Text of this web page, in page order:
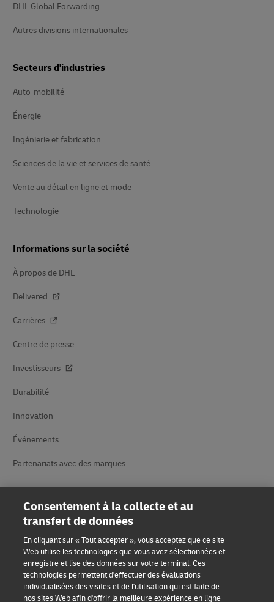
DHL Global Forwarding
Autres divisions internationales
Secteurs d'industries
Auto-mobilité
Énergie
Ingénierie et fabrication
Sciences de la vie et services de santé
Vente au détail en ligne et mode
Technologie
Informations sur la société
À propos de DHL
Delivered
Carrières
Centre de presse
Investisseurs
Durabilité
Innovation
Événements
Partenariats avec des marques
Sensibilisation à la fraude
Mention légale
Consentement à la collecte et au
transfert de données
En cliquant sur « Tout accepter », vous acceptez que ce site
Web utilise les technologies que vous avez sélectionnées et
enregistre et lise des données sur votre terminal. Ces
technologies permettent d'effectuer des évaluations
individualisées des visites et de l'utilisation qui est faite de
nos sites Web afin d'offrir la meilleure expérience en ligne